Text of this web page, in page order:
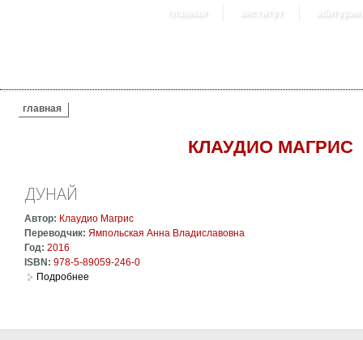
главная институт
ВЫ ЗДЕСЬ
главная
КЛАУДИО МАГРИС
ДУНАЙ
Автор: Клаудио Магрис
Переводчик: Ямпольская Анна Владиславовна
Год: 2016
ISBN: 978-5-89059-246-0
Подробнее